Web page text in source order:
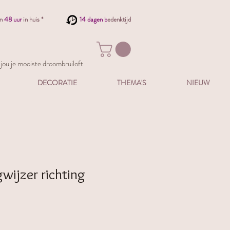
48 uur in huis * 14 dagen bedenktijd
je mooiste droombruiloft
DECORATIE THEMA'S NIEUW
richting